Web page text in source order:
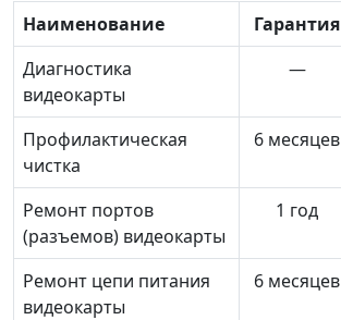
Наименование Гарантия
Диагностика
видеокарты
—
Профилактическая
чистка
6 месяцев
Ремонт портов
(разъемов) видеокарты
1 год
Ремонт цепи питания
видеокарты
6 месяцев